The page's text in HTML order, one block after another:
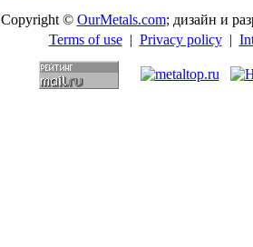
Copyright © OurMetals.com; дизайн и
Terms of use| Privacy policy|